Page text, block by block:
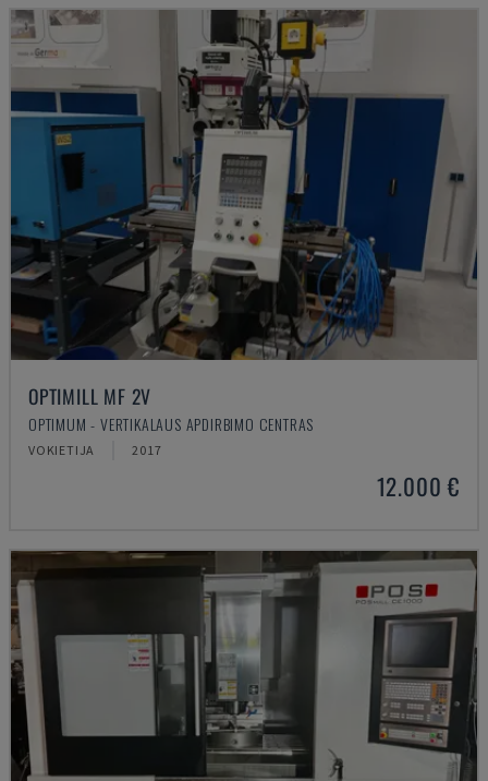
OPTIMILL MF 2V
OPTIMUM - VERTIKALAUS APDIRBIMO CENTRAS
VOKIETIJA 2017
12.000 €